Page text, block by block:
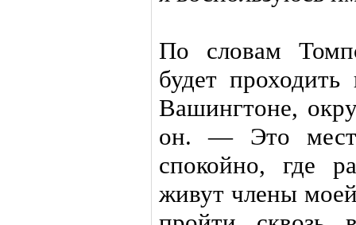
По словам
будет
Вашингтоне,
он. — Это
спокойно, где
живут члены